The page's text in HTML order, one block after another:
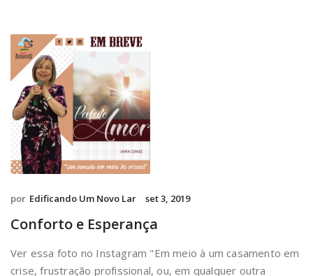
por Edificando Um Novo Lar set 3, 2019
Conforto e Esperança
Ver essa foto no Instagram "Em meio à um casamento em
crise, frustração profissional, ou, em qualquer outra